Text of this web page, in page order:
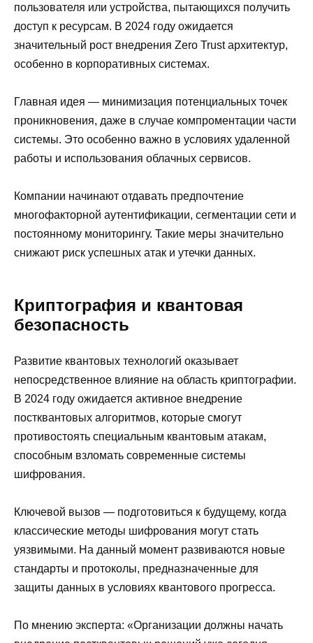
пользователя или устройства, пытающихся получить
доступ к ресурсам. В 2024 году ожидается
значительный рост внедрения Zero Trust архитектур,
особенно в корпоративных системах.
Главная идея — минимизация потенциальных точек
проникновения, даже в случае компроментации части
системы. Это особенно важно в условиях удаленной
работы и использования облачных сервисов.
Компании начинают отдавать предпочтение
многофакторной аутентификации, сегментации сети и
постоянному мониторингу. Такие меры значительно
снижают риск успешных атак и утечки данных.
Криптография и квантовая
безопасность
Развитие квантовых технологий оказывает
непосредственное влияние на область криптографии.
В 2024 году ожидается активное внедрение
постквантовых алгоритмов, которые смогут
противостоять специальным квантовым атакам,
способным взломать современные системы
шифрования.
Ключевой вызов — подготовиться к будущему, когда
классические методы шифрования могут стать
уязвимыми. На данный момент развиваются новые
стандарты и протоколы, предназначенные для
защиты данных в условиях квантового прогресса.
По мнению эксперта: «Организации должны начать